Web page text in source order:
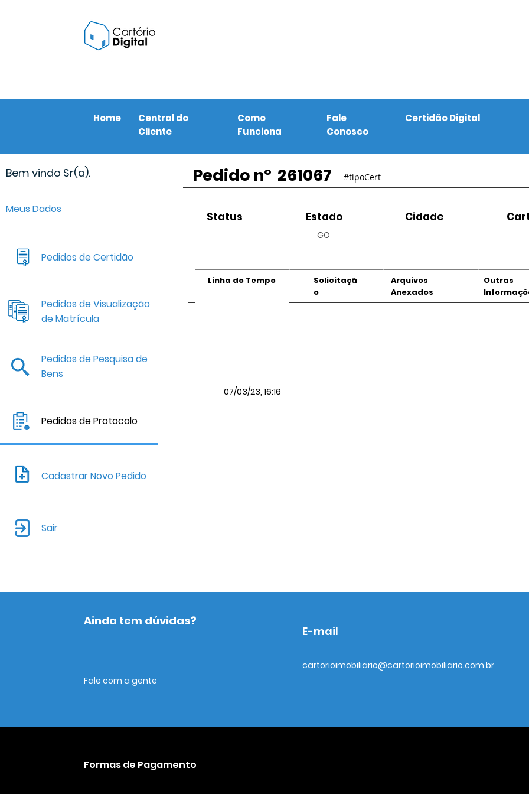
Home
Central do
Cliente
Como
Funciona
Fale
Conosco
Certidão Digital
Bem vindo Sr(a).
Meus Dados
Pedidos de Certidão
Pedidos de Visualização
de Matrícula
Pedidos de Pesquisa de
Bens
Pedidos de Protocolo
Cadastrar Novo Pedido
Sair
Pedido nº 261067 #tipoCert
Status Estado
GO
Cidade
Linha do Tempo
Solicitaçã
o
Arquivos
Anexados
Outras
07/03/23, 16:16
Ainda tem dúvidas?
Fale com a gente
E-mail
cartorioimobiliario@cartorioimobiliario.com.br
Formas de Pagamento